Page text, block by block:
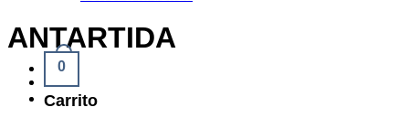
0
Carrito
ANTARTIDA